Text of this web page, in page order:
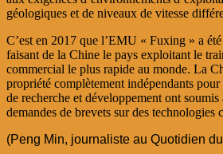
géologiques et de niveaux de vitesse
C’est en 2017 que l’EMU « Fuxing » a
faisant de la Chine le pays exploitant le
commercial le plus rapide au monde. La
propriété complètement indépendants
de recherche et développement ont
demandes de brevets sur des technologies
(Peng Min, journaliste au Quotidien